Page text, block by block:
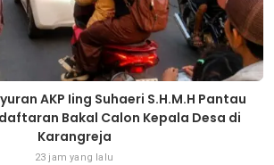
AKP Iing Suhaeri S.H.M.H Pantau
Bakal Calon Kepala Desa di
Karangreja
23 jam yang lalu